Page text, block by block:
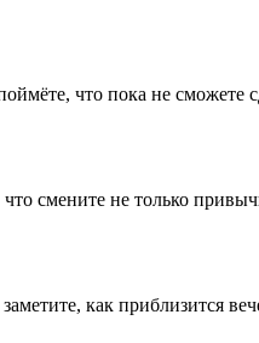
что пока не сможете
смените не только
как приблизится